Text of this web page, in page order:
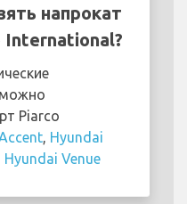
напрокат
International?
Piarco
Hyundai
Hyundai Venue